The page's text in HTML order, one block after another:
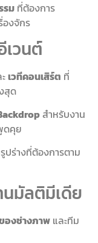
รม ที่ต้องการ
องจักร
เวนต์
เวทีคอนเสิร์ต ที่
สุด
สำหรับงาน
ดคุย
ปร่างที่ต้องการตาม
นมัลติมีเดีย
องช่างภาพ และทีม